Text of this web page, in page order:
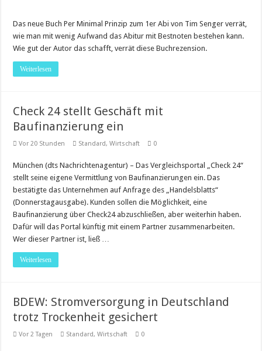
Das neue Buch Per Minimal Prinzip zum 1er Abi von Tim Senger verrät,
wie man mit wenig Aufwand das Abitur mit Bestnoten bestehen kann.
Wie gut der Autor das schafft, verrät diese Buchrezension.
Weiterlesen
Check 24 stellt Geschäft mit
Baufinanzierung ein
Vor 20 Stunden Standard,Wirtschaft 0
München (dts Nachrichtenagentur) – Das Vergleichsportal „Check 24“
stellt seine eigene Vermittlung von Baufinanzierungen ein. Das
bestätigte das Unternehmen auf Anfrage des „Handelsblatts“
(Donnerstagausgabe). Kunden sollen die Möglichkeit, eine
Baufinanzierung über Check24 abzuschließen, aber weiterhin haben.
Dafür will das Portal künftig mit einem Partner zusammenarbeiten.
Wer dieser Partner ist, ließ …
Weiterlesen
BDEW: Stromversorgung in Deutschland
trotz Trockenheit gesichert
Vor 2 Tagen Standard,Wirtschaft 0